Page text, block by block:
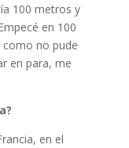
100 metros y
en 100
no pude
en para, me
en el